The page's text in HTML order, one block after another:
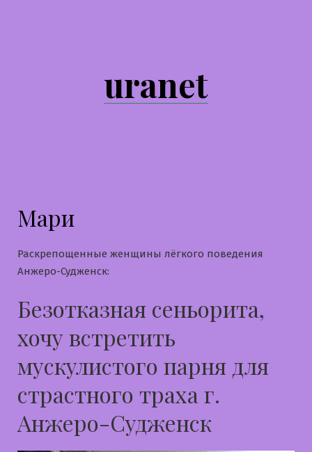
uranet
Мари
Раскрепощенные женщины лёгкого поведения
Анжеро-Судженск:
Безотказная сеньорита,
хочу встретить
мускулистого парня для
страстного траха г.
Анжеро-Судженск